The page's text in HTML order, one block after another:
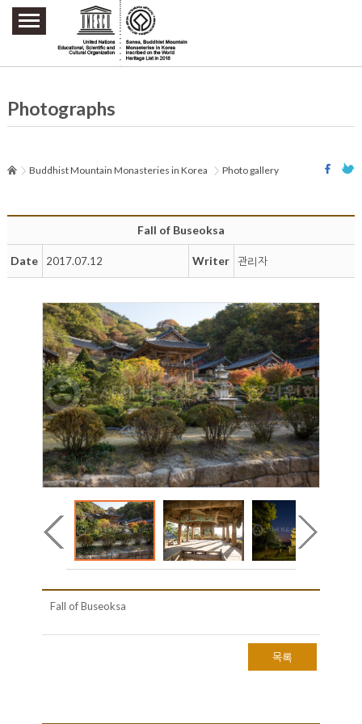
주요메뉴 바로가기
본문 바로가기
하단메뉴 바로가기
Photographs
Buddhist Mountain Monasteries in Korea Photo gallery
Fall of Buseoksa
Date 2017.07.12 Writer 관리자
Fall of Buseoksa
목록